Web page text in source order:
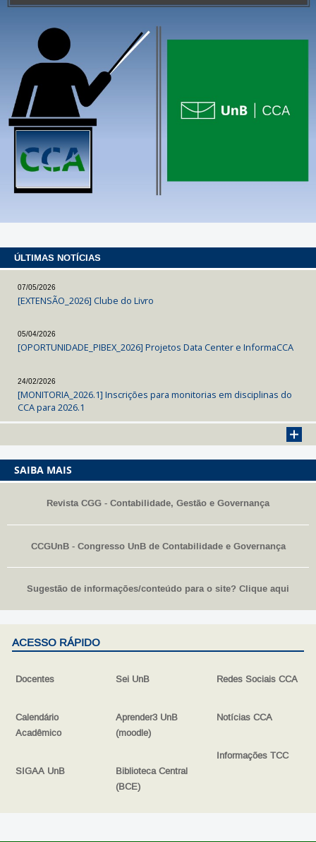
ÚLTIMAS NOTÍCIAS
07/05/2026
[EXTENSÃO_2026] Clube do Livro
05/04/2026
[OPORTUNIDADE_PIBEX_2026] Projetos Data Center e InformaCCA
24/02/2026
[MONITORIA_2026.1] Inscrições para monitorias em disciplinas do
CCA para 2026.1
SAIBA MAIS
Revista CGG - Contabilidade, Gestão e Governança
CCGUnB - Congresso UnB de Contabilidade e Governança
Sugestão de informações/conteúdo para o site? Clique aqui
ACESSO RÁPIDO
Docentes
Calendário
Acadêmico
SIGAA UnB
Sei UnB
Aprender3 UnB
(moodle)
Biblioteca Central
(BCE)
Redes Sociais CCA
Notícias CCA
Informações TCC